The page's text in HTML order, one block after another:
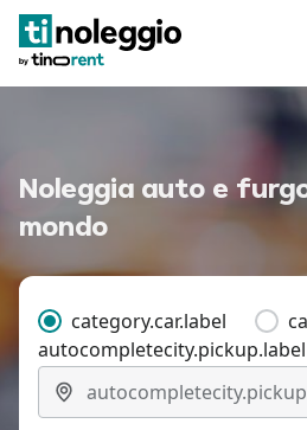
Noleggia auto e
mondo
category.car.label
autocompletecity.pickup.label